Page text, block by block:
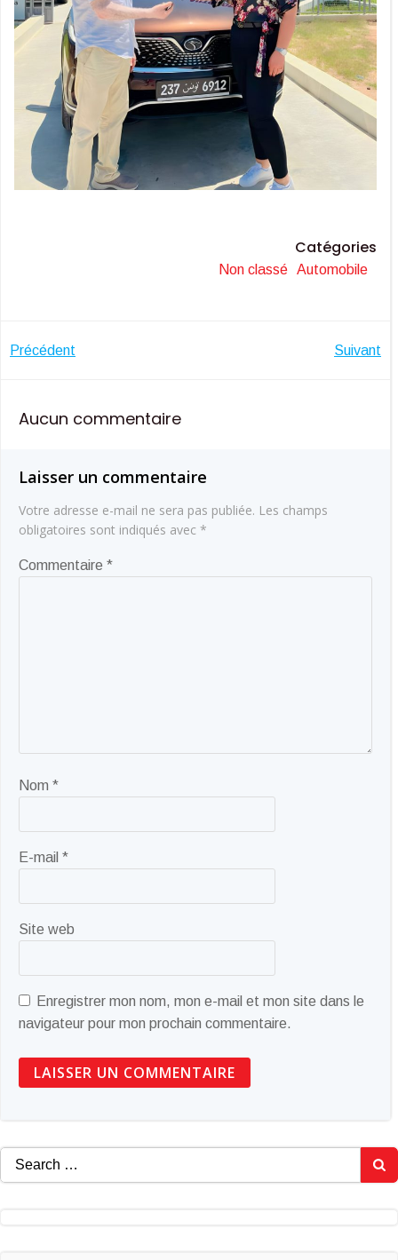
Catégories
Non classé Automobile
Navigation
de
Précédent Suivant
Aucun commentaire
Laisser un commentaire
Votre adresse e-mail ne sera pas publiée. Les champs
obligatoires sont indiqués avec *
Commentaire *
Nom *
E-mail *
Site web
Enregistrer mon nom, mon e-mail et mon site dans le
navigateur pour mon prochain commentaire.
Search
for: